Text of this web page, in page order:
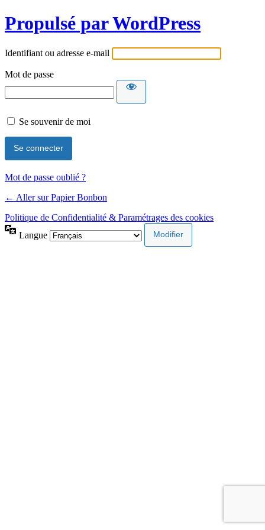
Propulsé par WordPress
Identifiant ou adresse e-mail
Mot de passe
Se souvenir de moi
Mot de passe oublié ?
← Aller sur Papier Bonbon
Politique de Confidentialité & Paramétrages des cookies
Langue